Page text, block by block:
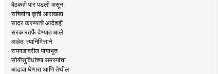
बैठकही पार पडली असून,
सचिवांना कृती आराखडा
सादर करण्याचे आदेशही
सरकारतर्फे देण्यात आले
आहेत. त्यानिमित्ताने
रायगडावरील पायाभूत
सोयीसुविधांच्या समस्यांचा
आढावा घेणारा आणि तेथील